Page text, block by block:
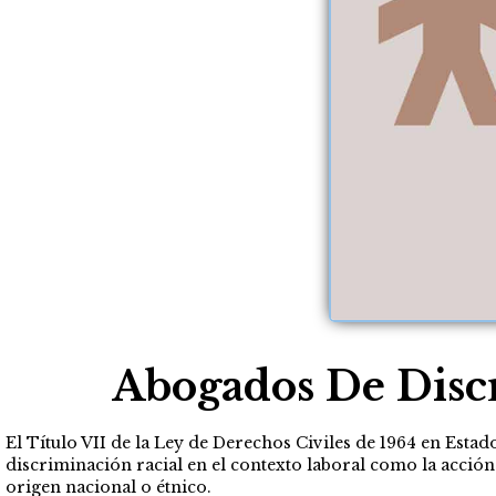
Abogados De
El Título VII de la Ley de Derechos Civiles de 1964 en
discriminación racial en el contexto laboral como la
origen nacional o étnico.